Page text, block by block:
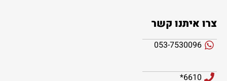
צרו איתנו קשר
053-7530096
6610*